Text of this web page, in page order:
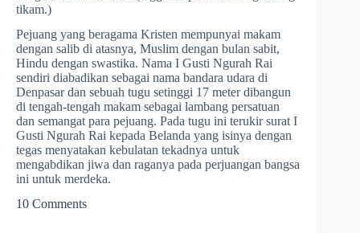
tikam.)
Pejuang yang beragama Kristen mempunyai makam
dengan salib di atasnya, Muslim dengan bulan sabit,
Hindu dengan swastika. Nama I Gusti Ngurah Rai
sendiri diabadikan sebagai nama bandara udara di
Denpasar dan sebuah tugu setinggi 17 meter dibangun
di tengah-tengah makam sebagai lambang persatuan
dan semangat para pejuang. Pada tugu ini terukir surat I
Gusti Ngurah Rai kepada Belanda yang isinya dengan
tegas menyatakan kebulatan tekadnya untuk
mengabdikan jiwa dan raganya pada perjuangan bangsa
ini untuk merdeka.
10 Comments